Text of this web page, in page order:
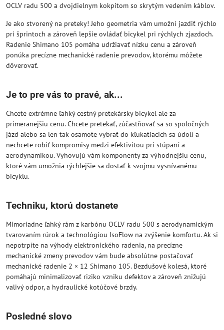
OCLV radu 500 a dvojdielnym kokpitom so skrytým vedením káblov.
Je ako stvorený na preteky! Jeho geometria vám umožní jazdiť rýchlo
pri šprintoch a zároveň lepšie ovládať bicykel pri rýchlych zjazdoch.
Radenie Shimano 105 pomáha udržiavať nízku cenu a zároveň
ponúka precízne mechanické radenie prevodov, ktorému môžete
dôverovať.
Je to pre vás to pravé, ak...
Chcete extrémne ľahký cestný pretekársky bicykel ale za
primeranejšiu cenu. Chcete pretekať, zúčastňovať sa so spoločných
jázd alebo sa len tak osamote vybrať do kľukatiacich sa údolí a
nechcete robiť kompromisy medzi efektivitou pri stúpaní a
aerodynamikou. Vyhovujú vám komponenty za výhodnejšiu cenu,
ktoré vám umožnia rýchlejšie sa dostať k svojmu vysnívanému
bicyklu.
Techniku, ktorú dostanete
Mimoriadne ľahký rám z karbónu OCLV radu 500 s aerodynamickým
tvarovaním rúrok a technológiou IsoFlow na zvýšenie komfortu. Ak si
nepotrpíte na výhody elektronického radenia, na precízne
mechanické zmeny prevodov vám bude absolútne postačovať
mechanické radenie 2 × 12 Shimano 105. Bezdušové kolesá, ktoré
pomáhajú minimalizovať riziko vzniku defektov a zároveň znižujú
valivý odpor, a hydraulické kotúčové brzdy.
Posledné slovo